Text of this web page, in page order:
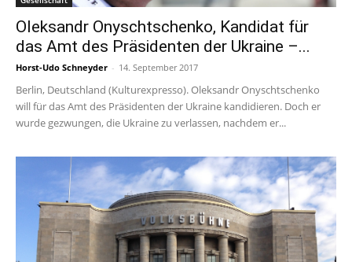
Oleksandr Onyschtschenko, Kandidat für
das Amt des Präsidenten der Ukraine –...
Horst-Udo Schneyder - 14. September 2017
Berlin, Deutschland (Kulturexpresso). Oleksandr Onyschtschenko
will für das Amt des Präsidenten der Ukraine kandidieren. Doch er
wurde gezwungen, die Ukraine zu verlassen, nachdem er...